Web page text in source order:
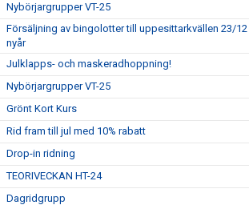
Nybörjargrupper VT-25
Försäljning av bingolotter till uppesittarkvällen 23/
nyår
Julklapps- och maskeradhoppning!
Nybörjargrupper VT-25
Grönt Kort Kurs
Rid fram till jul med 10% rabatt
Drop-in ridning
TEORIVECKAN HT-24
Dagridgrupp